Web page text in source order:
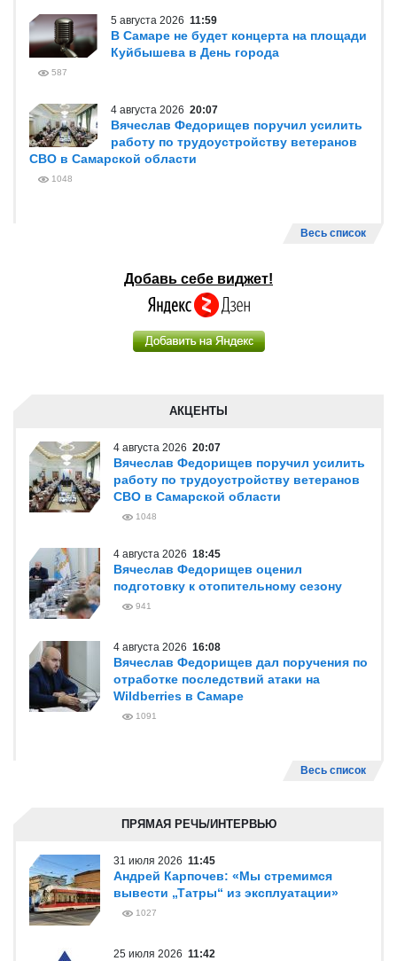
5 августа 2026 11:59
В Самаре не будет концерта на площади
Куйбышева в День города
587
4 августа 2026 20:07
Вячеслав Федорищев поручил усилить
работу по трудоустройству ветеранов
СВО в Самарской области
1048
Весь список
Добавь себе виджет!
АКЦЕНТЫ
4 августа 2026 20:07
Вячеслав Федорищев поручил усилить
работу по трудоустройству ветеранов
СВО в Самарской области
1048
4 августа 2026 18:45
Вячеслав Федорищев оценил
подготовку к отопительному сезону
941
4 августа 2026 16:08
Вячеслав Федорищев дал поручения по
отработке последствий атаки на
Wildberries в Самаре
1091
Весь список
ПРЯМАЯ РЕЧЬ/ИНТЕРВЬЮ
31 июля 2026 11:45
Андрей Карпочев: «Мы стремимся
вывести „Татры“ из эксплуатации»
1027
25 июля 2026 11:42